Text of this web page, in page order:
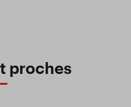
proches